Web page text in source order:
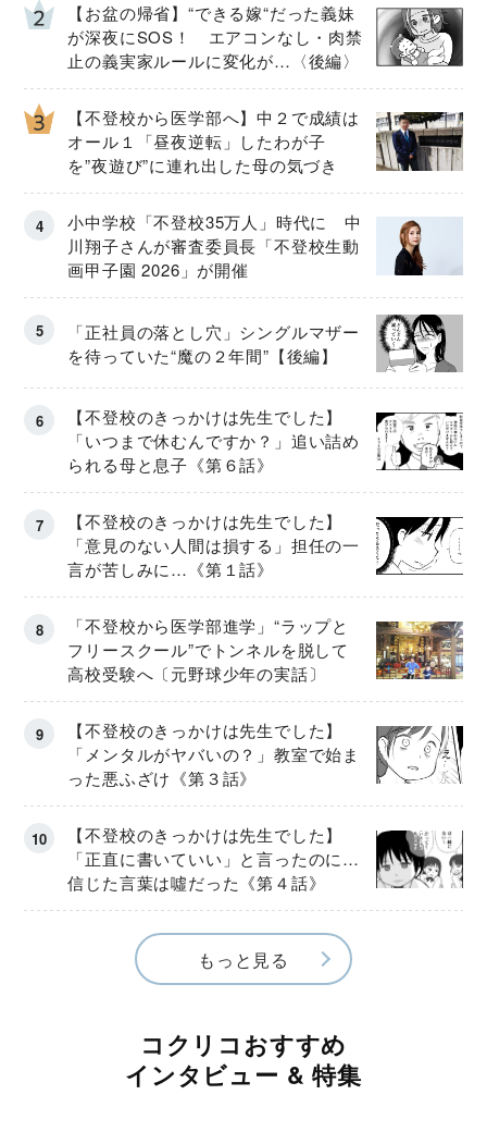
【お盆の帰省】“できる嫁“だった義妹
が深夜にSOS！ エアコンなし・肉禁
止の義実家ルールに変化が…〈後編〉
【不登校から医学部へ】中２で成績は
オール１「昼夜逆転」したわが子
を”夜遊び”に連れ出した母の気づき
小中学校「不登校35万人」時代に 中
川翔子さんが審査委員長「不登校生動
画甲子園 2026」が開催
「正社員の落とし穴」シングルマザー
を待っていた“魔の２年間”【後編】
【不登校のきっかけは先生でした】
「いつまで休むんですか？」追い詰め
られる母と息子《第６話》
【不登校のきっかけは先生でした】
「意見のない人間は損する」担任の一
言が苦しみに…《第１話》
「不登校から医学部進学」“ラップと
フリースクール”でトンネルを脱して
高校受験へ〔元野球少年の実話〕
【不登校のきっかけは先生でした】
「メンタルがヤバいの？」教室で始ま
った悪ふざけ《第３話》
【不登校のきっかけは先生でした】
「正直に書いていい」と言ったのに…
信じた言葉は噓だった《第４話》
もっと見る
コクリコおすすめ
インタビュー & 特集